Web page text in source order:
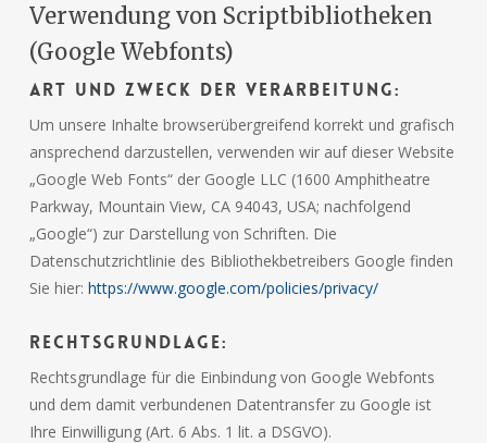
Verwendung von Scriptbibliotheken
(Google Webfonts)
Art und Zweck der Verarbeitung:
Um unsere Inhalte browserübergreifend korrekt und grafisch
ansprechend darzustellen, verwenden wir auf dieser Website
„Google Web Fonts“ der Google LLC (1600 Amphitheatre
Parkway, Mountain View, CA 94043, USA; nachfolgend
„Google“) zur Darstellung von Schriften. Die
Datenschutzrichtlinie des Bibliothekbetreibers Google finden
Sie hier: https://www.google.com/policies/privacy/
Rechtsgrundlage:
Rechtsgrundlage für die Einbindung von Google Webfonts
und dem damit verbundenen Datentransfer zu Google ist
Ihre Einwilligung (Art. 6 Abs. 1 lit. a DSGVO).